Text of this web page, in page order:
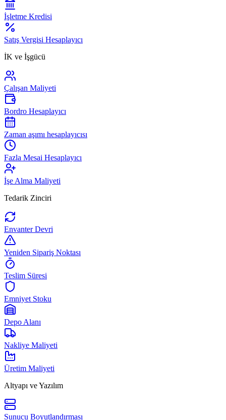
İşletme Kredisi
Satış Vergisi Hesaplayıcı
İK ve İşgücü
Çalışan Maliyeti
Bordro Hesaplayıcı
Zaman aşımı hesaplayıcısı
Fazla Mesai Hesaplayıcı
İşe Alma Maliyeti
Tedarik Zinciri
Envanter Devri
Yeniden Sipariş Noktası
Teslim Süresi
Emniyet Stoku
Depo Alanı
Nakliye Maliyeti
Üretim Maliyeti
Altyapı ve Yazılım
Sunucu Boyutlandırması